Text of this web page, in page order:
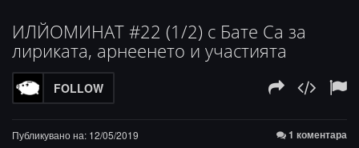
ИЛЙОМИНАТ #22 (1/2) с Бате Са за
лириката, арнеенето и участията
FOLLOW
Публикувано на: 12/05/2019 1 коментара